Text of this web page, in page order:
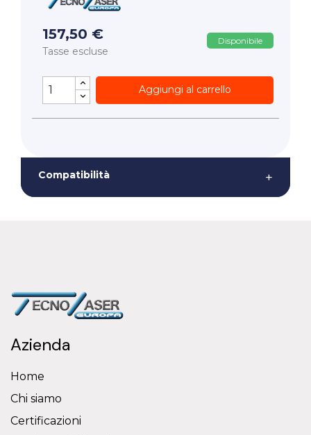
157,50 €
Tasse escluse
Disponibile
Aggiungi al carrello
Compatibilità +
Azienda
Home
Chi siamo
Certificazioni